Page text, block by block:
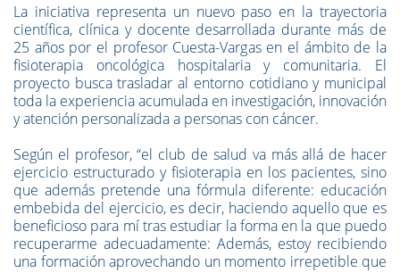
La iniciativa representa un nuevo paso en la trayectoria
científica, clínica y docente desarrollada durante más de
25 años por el profesor Cuesta-Vargas en el ámbito de la
fisioterapia oncológica hospitalaria y comunitaria. El
proyecto busca trasladar al entorno cotidiano y municipal
toda la experiencia acumulada en investigación, innovación
y atención personalizada a personas con cáncer.
Según el profesor, “el club de salud va más allá de hacer
ejercicio estructurado y fisioterapia en los pacientes, sino
que además pretende una fórmula diferente: educación
embebida del ejercicio, es decir, haciendo aquello que es
beneficioso para mí tras estudiar la forma en la que puedo
recuperarme adecuadamente: Además, estoy recibiendo
una formación aprovechando un momento irrepetible que